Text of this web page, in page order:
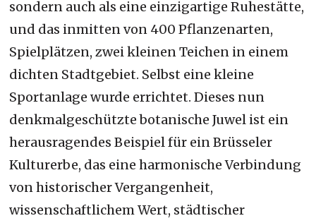
sondern auch als eine einzigartige Ruhestätte,
und das inmitten von 400 Pflanzenarten,
Spielplätzen, zwei kleinen Teichen in einem
dichten Stadtgebiet. Selbst eine kleine
Sportanlage wurde errichtet. Dieses nun
denkmalgeschützte botanische Juwel ist ein
herausragendes Beispiel für ein Brüsseler
Kulturerbe, das eine harmonische Verbindung
von historischer Vergangenheit,
wissenschaftlichem Wert, städtischer